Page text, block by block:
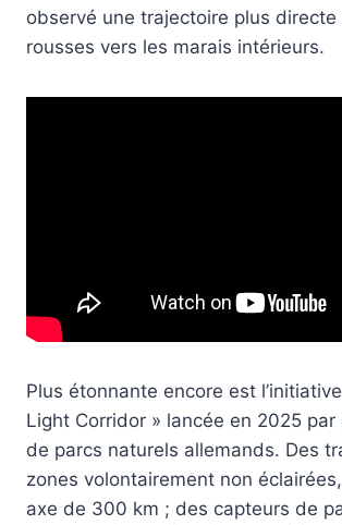
observé une trajectoire plus
rousses vers les marais intérieurs.
Plus étonnante encore est
Light Corridor » lancée en 2025 par
de parcs naturels allemands. Des
zones volontairement non
axe de 300 km ; des capteurs de